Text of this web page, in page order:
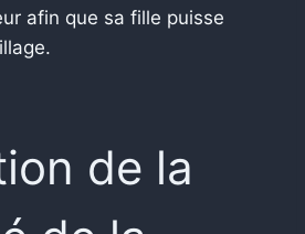
afin que sa fille puisse
de la